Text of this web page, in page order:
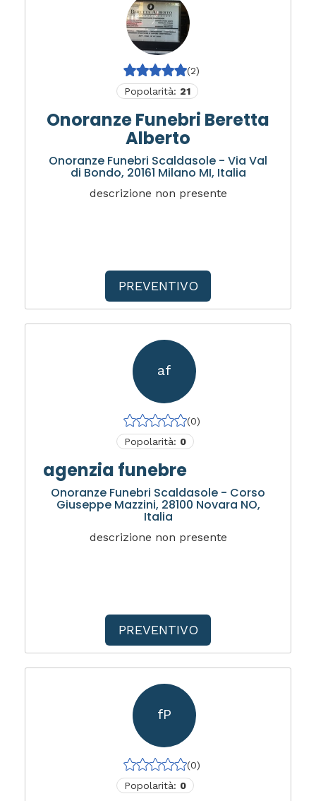
(2)
Popolarità: 21
Onoranze Funebri Beretta
Alberto
Onoranze Funebri Scaldasole - Via Val
di Bondo, 20161 Milano MI, Italia
descrizione non presente
PREVENTIVO
af
(0)
Popolarità: 0
agenzia funebre
Onoranze Funebri Scaldasole - Corso
Giuseppe Mazzini, 28100 Novara NO,
Italia
descrizione non presente
PREVENTIVO
fP
(0)
Popolarità: 0